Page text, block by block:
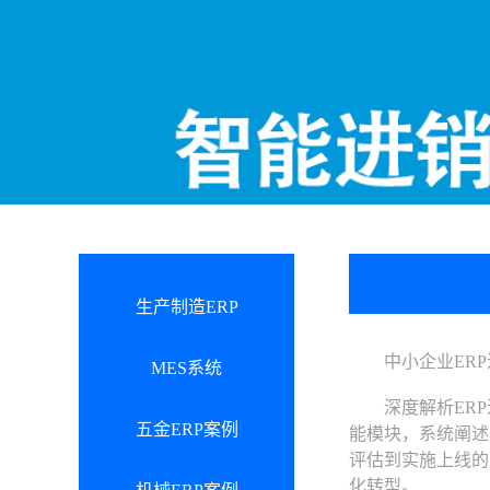
生产制造ERP
MES系统
五金ERP案例
中小企业ERP
深度解析ERP
能模块，系统阐
评估到实施上线
化转型。